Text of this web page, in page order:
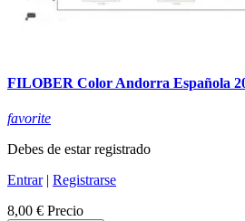
FILOBER Color Andorra Española
favorite
Debes de estar registrado
Entrar| Registrarse
8,00 € Precio